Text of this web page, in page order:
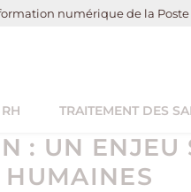
TRAITEMENT DES
numérique de la Poste
: UN ENJEU
HUMAINES